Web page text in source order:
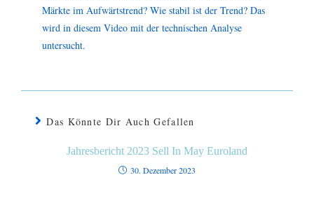
Märkte im Aufwärtstrend? Wie stabil ist der Trend? Das
wird in diesem Video mit der technischen Analyse
untersucht.
Das Könnte Dir Auch Gefallen
Jahresbericht 2023 Sell In May Euroland
30. Dezember 2023